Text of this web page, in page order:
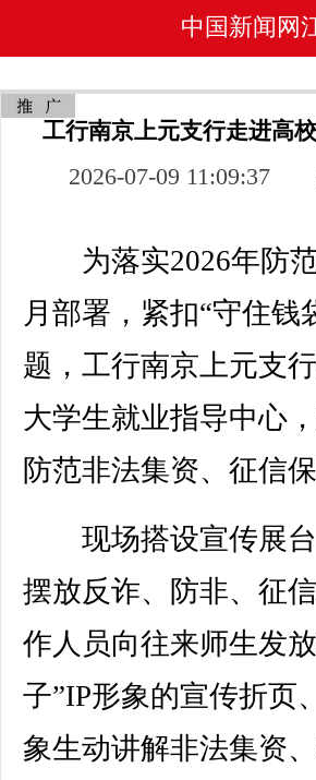
中国新闻网
工行南京上元支行走进高
2026-07-09 11:09:37
为落实2026年防范
月部署，紧扣“守住钱
题，工行南京上元支
大学生就业指导中心
防范非法集资、征信
现场搭设宣传展台
摆放反诈、防非、征
作人员向往来师生发
子”IP形象的宣传折页
象生动讲解非法集资